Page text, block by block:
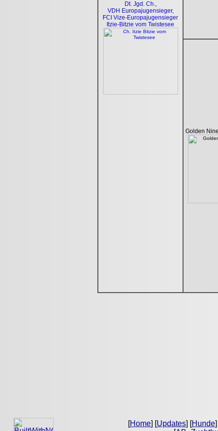
Dt. Jgd. Ch.,
VDH Europajugensieger,
FCI Vize-Europajugensieger
Itzie-Bitzie vom Twistesee
Golden
[Home] [Updates] [Hunde